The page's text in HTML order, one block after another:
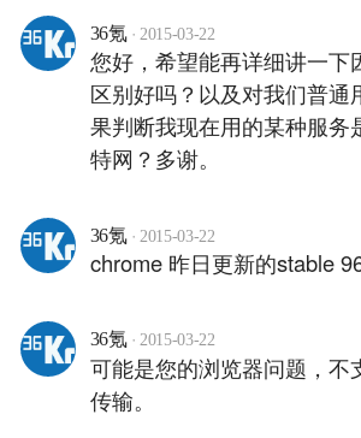
36氪 · 2015-03-22
您好，希望能再详细讲一下
区别好吗？以及对我们普通
果判断我现在用的某种服务
特网？多谢。
36氪 · 2015-03-22
chrome 昨日更新的stable
36氪 · 2015-03-22
可能是您的浏览器问题，不
传输。